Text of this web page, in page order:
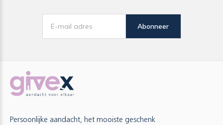
Abonneer
Persoonlijke aandacht, het mooiste geschenk